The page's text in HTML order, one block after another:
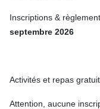
Inscriptions &
septembre 2026
Activités et repas
Attention, aucune